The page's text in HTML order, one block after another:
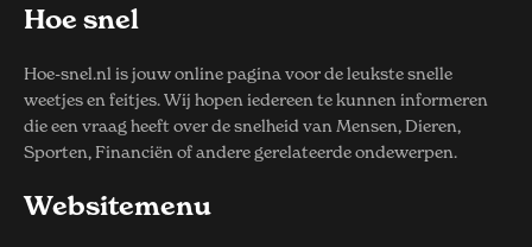
Hoe snel
Hoe-snel.nl is jouw online pagina voor de leukste snelle
weetjes en feitjes. Wij hopen iedereen te kunnen informeren
die een vraag heeft over de snelheid van Mensen, Dieren,
Sporten, Financiën of andere gerelateerde ondewerpen.
Websitemenu